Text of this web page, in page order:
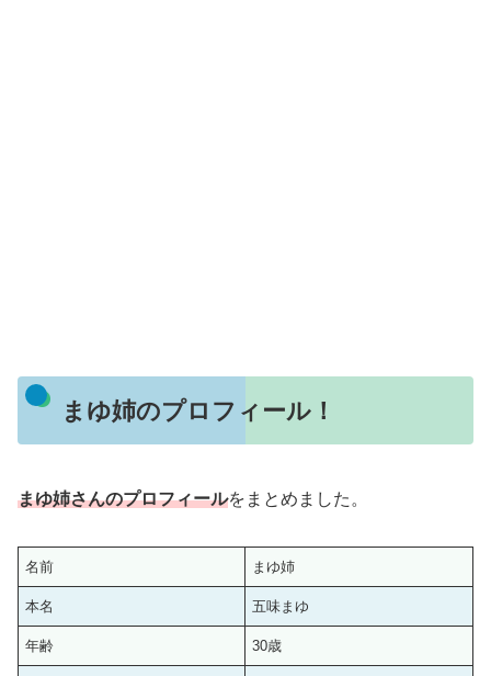
まゆ姉のプロフィール！
まゆ姉さんのプロフィールをまとめました。
名前 まゆ姉
本名 五味まゆ
年齢 30歳